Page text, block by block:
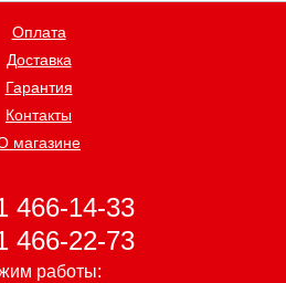
Оплата
Доставка
Гарантия
Контакты
магазине
466-14-33
466-22-73
работы: